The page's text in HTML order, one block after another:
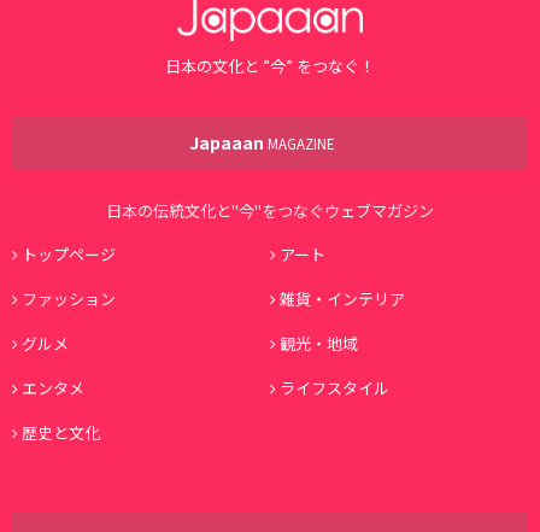
日本の文化と ”今” をつなぐ！
Japaaan MAGAZINE
日本の伝統文化と"今"をつなぐウェブマガジン
トップページ
アート
ファッション
雑貨・インテリア
グルメ
観光・地域
エンタメ
ライフスタイル
歴史と文化